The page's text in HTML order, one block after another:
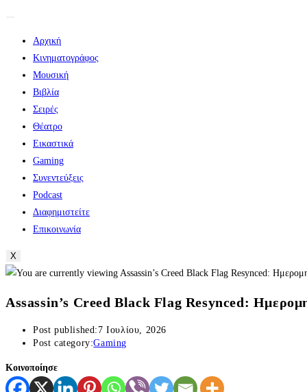
Αρχική
Κινηματογράφος
Μουσική
Βιβλία
Σειρές
Θέατρο
Εικαστικά
Gaming
Συνεντεύξεις
Podcast
Διαφημιστείτε
Επικοινωνία
X
Assassin’s Creed Black Flag Resynced:
Post published: 7 Ιουλίου, 2026
Post category:Gaming
Κοινοποίησε